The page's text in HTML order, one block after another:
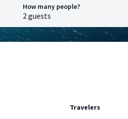
How many people?
Travelers